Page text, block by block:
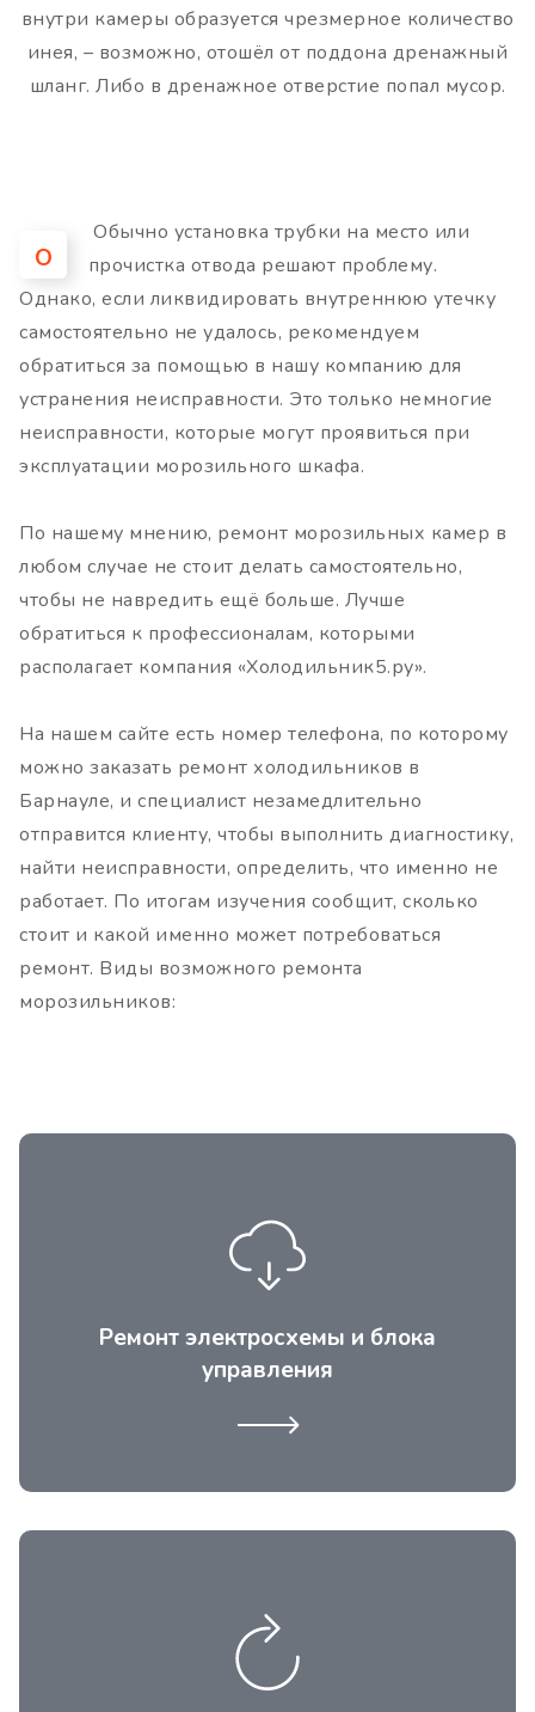
внутри камеры образуется чрезмерное количество
инея, – возможно, отошёл от поддона дренажный
шланг. Либо в дренажное отверстие попал мусор.
О
Обычно установка трубки на место или
прочистка отвода решают проблему.
Однако, если ликвидировать внутреннюю утечку
самостоятельно не удалось, рекомендуем
обратиться за помощью в нашу компанию для
устранения неисправности. Это только немногие
неисправности, которые могут проявиться при
эксплуатации морозильного шкафа.
По нашему мнению, ремонт морозильных камер в
любом случае не стоит делать самостоятельно,
чтобы не навредить ещё больше. Лучше
обратиться к профессионалам, которыми
располагает компания «Холодильник5.ру».
На нашем сайте есть номер телефона, по которому
можно заказать ремонт холодильников в
Барнауле, и специалист незамедлительно
отправится клиенту, чтобы выполнить диагностику,
найти неисправности, определить, что именно не
работает. По итогам изучения сообщит, сколько
стоит и какой именно может потребоваться
ремонт. Виды возможного ремонта
морозильников:
Ремонт электросхемы и блока
управления
Электрокомпоненты и электроплаты,
намного сложнее. Данную часть меняют
либо полностью, при не
ремонтопригодности или паяют в
сервисном центре по возможности.
Пластик при отрицательных температурах
хрупкий, полозья сделаны в стенках из
полистирола, часто они продавливаются,